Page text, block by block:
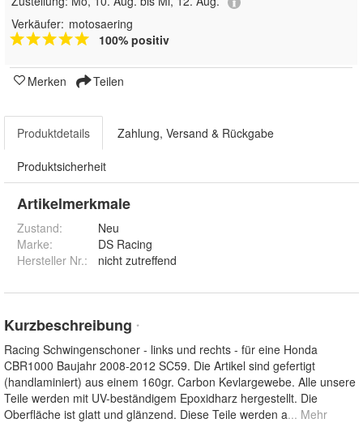
Verkäufer: motosaering
100% positiv
Merken Teilen
Produktdetails Zahlung, Versand & Rückgabe
Produktsicherheit
Artikelmerkmale
Zustand:
Neu
Marke:
DS Racing
Hersteller Nr.:
nicht zutreffend
Kurzbeschreibung *
Racing Schwingenschoner - links und rechts - für eine Honda
CBR1000 Baujahr 2008-2012 SC59. Die Artikel sind gefertigt
(handlaminiert) aus einem 160gr. Carbon Kevlargewebe. Alle unsere
Teile werden mit UV-beständigem Epoxidharz hergestellt. Die
Oberfläche ist glatt und glänzend. Diese Teile werden a... Mehr